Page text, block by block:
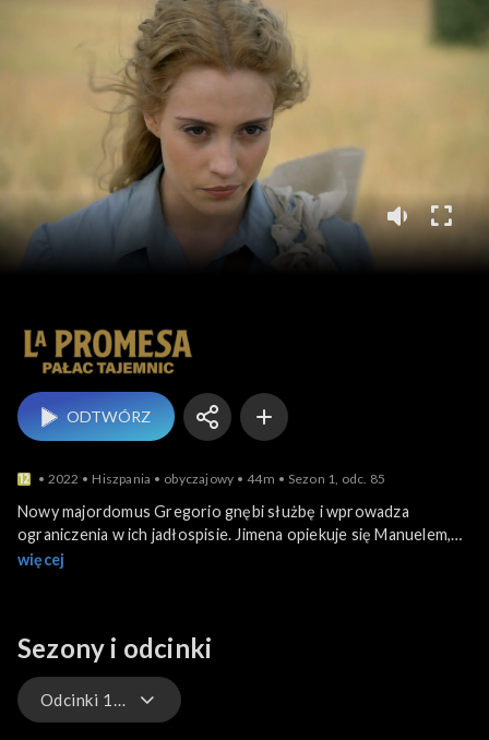
ODTWÓRZ
2022 Hiszpania obyczajowy 44m Sezon 1, odc. 85
Nowy majordomus Gregorio gnębi służbę i wprowadza
ograniczenia w ich jadłospisie. Jimena opiekuje się Manuelem,
opowiada mu o przeszłości i ich relacji przed wypadkiem.
więcej
Sezony i odcinki
Odcinki 1-145